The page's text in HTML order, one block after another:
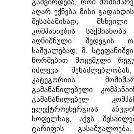
გაძვირდება, რომ
აღარ ექნება მისი
შესაბამისად, მსხვილი
კომპანიების
აღნიშნული შედეგის
საშუალებად, მ.
ნორმებით მოცემული
იძლევა
კატეგორიის
გამანაწილებელი
გამანაწილებელ
ელექტროენერგიას
სოფელსაც, აქვს
ტარიფის